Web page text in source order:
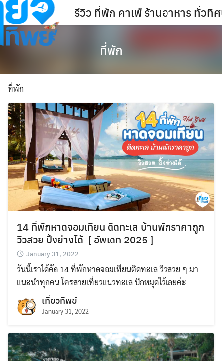
Skip
to
content
รีวิว ที่พัก คาเฟ่ ร้านอาหาร ทั่วทิศ
ที่พัก
ที่พัก
14 ที่พักหาดจอมเทียน ติดทะเล บ้านพักราคาถูก
วิวสวย ปิ้งย่างได้ [ อัพเดท 2025 ]
January 31, 2022
วันนี้เราได้คัด 14 ที่พักหาดจอมเทียนติดทะเล วิวสวย ๆ มา
แนะนำทุกคน ใครสายเที่ยวแนวทะเล ปักหมุดไว้เลยค่ะ
เที่ยวทิพย์
January 31, 2022